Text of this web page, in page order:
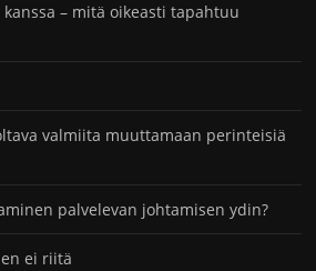
– mitä oikeasti tapahtuu
valmiita muuttamaan perinteisiä
palvelevan johtamisen ydin?
ei riitä